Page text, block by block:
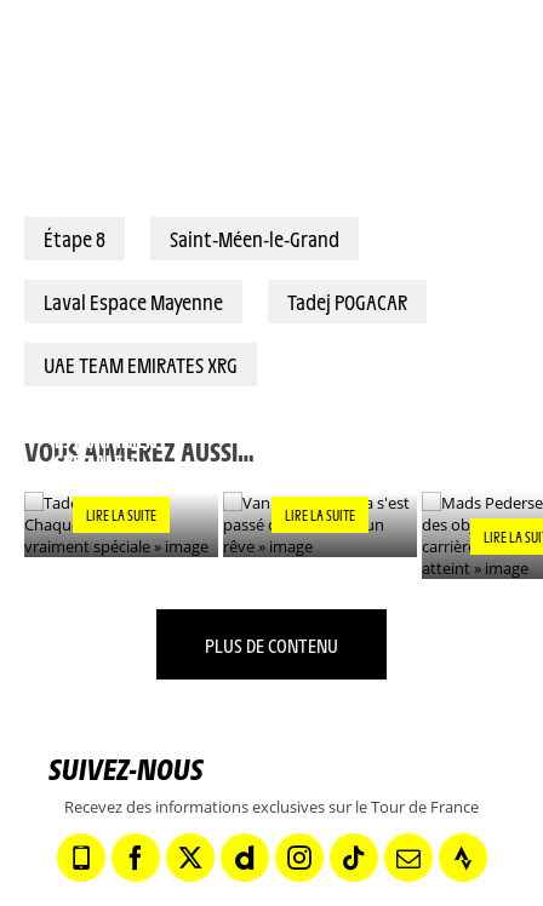
Étape 8 Saint-Méen-le-Grand
Laval Espace Mayenne Tadej POGACAR
UAE TEAM EMIRATES XRG
VOUS AIMEREZ AUSSI…
EST VRAIMENT
SPÉCIALE »
LIRE LA SUITE LIRE LA SUITE
LIRE LA
PLUS DE CONTENU
SUIVEZ-NOUS
Recevez des informations exclusives sur le Tour de France